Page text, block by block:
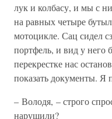
лук и колбасу, и мы с
на равных четыре
мотоцикле. Сац сидел
портфель, и вид у него
перекрестке нас
показать документы. Я
– Володя, – строго
нарушили?